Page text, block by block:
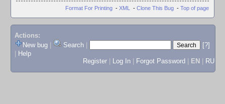
Format For Printing - XML - Clone This Bug - Top of page
Actions:
New bug
Search
[?]
Help
Register
Log In Forgot Password EN RU